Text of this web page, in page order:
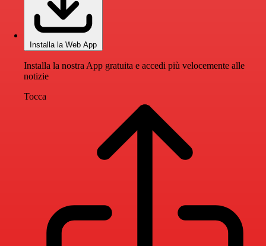
Installa la Web App
Installa la nostra App gratuita e accedi più velocemente alle
notizie
Tocca